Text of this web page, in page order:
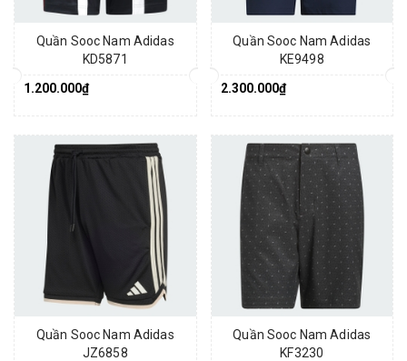
Quần Sooc Nam Adidas
KD5871
1.200.000₫
Quần Sooc Nam Adidas
KE9498
2.300.000₫
Quần Sooc Nam Adidas
JZ6858
Quần Sooc Nam Adidas
KF3230